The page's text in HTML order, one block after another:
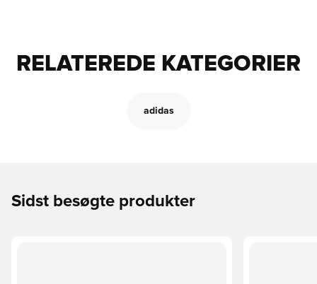
RELATEREDE KATEGORIER
adidas
Sidst besøgte produkter